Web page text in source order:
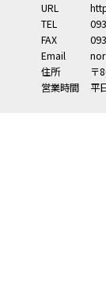
URL
TEL
FAX
Email
住所
〒
営業時間
平